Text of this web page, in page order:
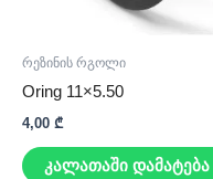
რეზინის რგოლი
Oring 11×5.50
4,00 ₾
კალათაში დამატება